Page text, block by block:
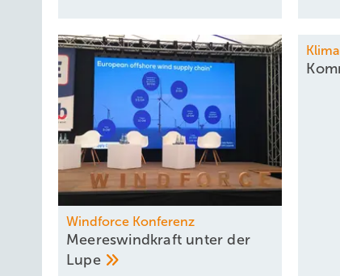
Windforce Konferenz
Meereswindkraft unter der
Lupe